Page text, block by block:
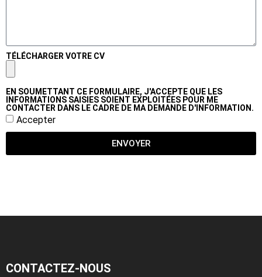
TÉLÉCHARGER VOTRE CV
EN SOUMETTANT CE FORMULAIRE, J'ACCEPTE QUE LES
INFORMATIONS SAISIES SOIENT EXPLOITÉES POUR ME
CONTACTER DANS LE CADRE DE MA DEMANDE D'INFORMATION.
Accepter
ENVOYER
CONTACTEZ-NOUS